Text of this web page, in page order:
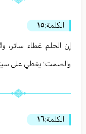
الكلمة:١٥
إن الحلم غطاء ساتر،
والصمت؛ يغطي على
الكلمة:١٦